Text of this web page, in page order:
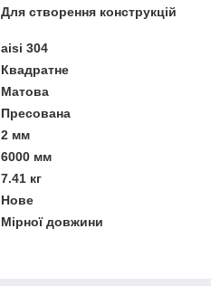
Для створення конструкцій
aisi 304
Квадратне
Матова
Пресована
2 мм
6000 мм
7.41 кг
Нове
Мірної довжини